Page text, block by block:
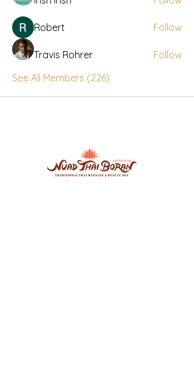
Robert Follow
Travis Rohrer
Follow
See All Members (226)